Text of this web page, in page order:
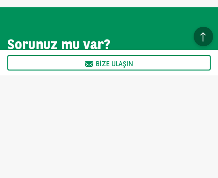
BIZE ULAŞIN
Sorunuz mu var?
Deneyimli satış ekibimiz hafta içi 09:00 - 17:00 arasında